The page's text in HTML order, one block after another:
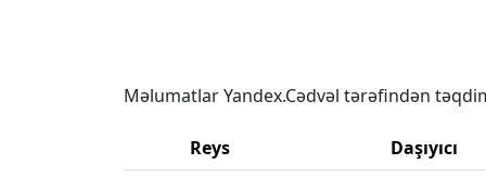
Məlumatlar Yandex.Cədvəl tərəfindən
Reys Daşıyıcı